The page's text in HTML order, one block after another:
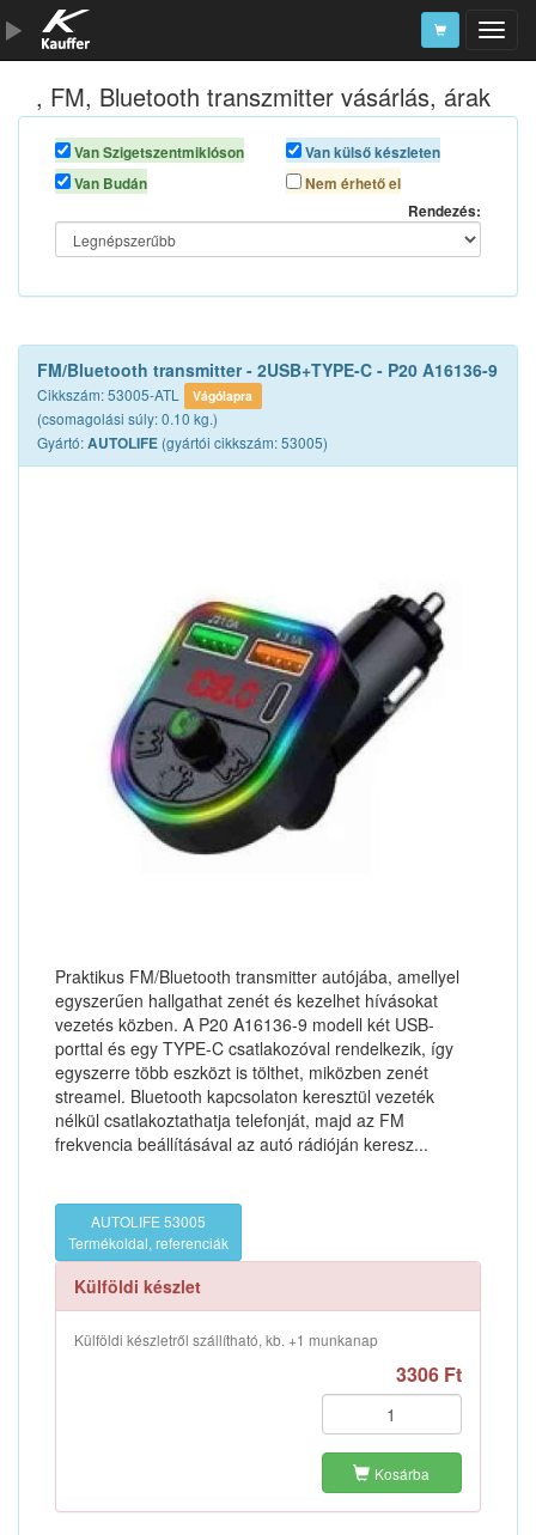
Szerszámkatalógus
Kosár
Alkatrészek
, FM, Bluetooth transzmitter vásárlás, árak
Van Szigetszentmiklóson
Van Budán
Van külső készleten
Nem érhető el
Rendezés:
FM/Bluetooth transmitter - 2USB+TYPE-C - P20 A16136-9
Cikkszám: 53005-ATL Vágólapra
(csomagolási súly: 0.10 kg.)
Gyártó:AUTOLIFE (gyártói cikkszám: 53005)
Praktikus FM/Bluetooth transmitter autójába, amellyel
egyszerűen hallgathat zenét és kezelhet hívásokat
vezetés közben. A P20 A16136-9 modell két USB-
porttal és egy TYPE-C csatlakozóval rendelkezik, így
egyszerre több eszközt is tölthet, miközben zenét
streamel. Bluetooth kapcsolaton keresztül vezeték
nélkül csatlakoztathatja telefonját, majd az FM
frekvencia beállításával az autó rádióján keresz...
AUTOLIFE 53005
Termékoldal, referenciák
Külföldi készlet
Külföldi készletről szállítható, kb. +1 munkanap
3306 Ft
Kosárba